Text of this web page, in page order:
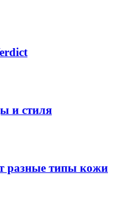
и стиля
разные типы кожи